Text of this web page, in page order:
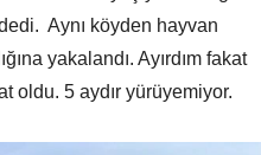
Aynı köyden hayvan
yakalandı. Ayırdım fakat
oldu. 5 aydır yürüyemiyor.